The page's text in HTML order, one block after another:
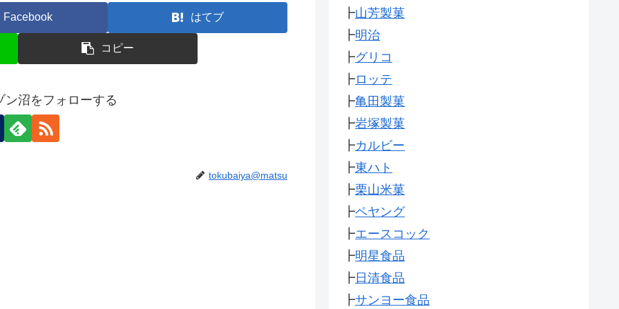
Facebook はてブ
コピー
ン沼をフォローする
tokubaiya@matsu
┣山芳製菓
┣明治
┣グリコ
┣ロッテ
┣亀田製菓
┣岩塚製菓
┣カルビー
┣東ハト
┣栗山米菓
┣ペヤング
┣エースコック
┣明星食品
┣日清食品
┣サンヨー食品